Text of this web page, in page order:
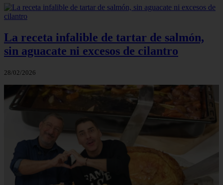
La receta infalible de tartar de salmón,
sin aguacate ni excesos de cilantro
28/02/2026